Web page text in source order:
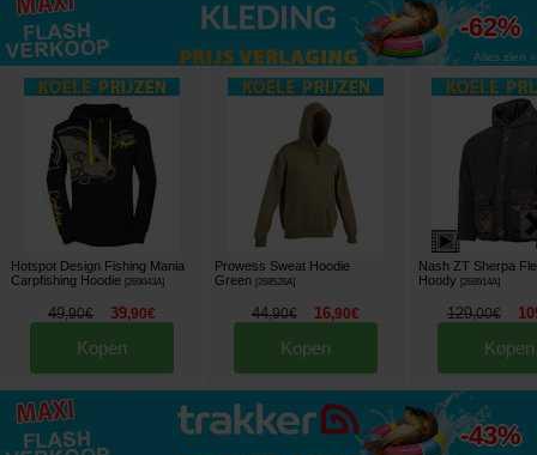
tot
-62%
Alles zien »
Hotspot Design Fishing Mania
Carpfishing Hoodie [269043A]
49,90€ 39,90€
Kopen
Prowess Sweat Hoodie
Green [268528A]
44,90€ 16,90€
Kopen
Nash ZT Sherpa
Hoody
[268914A]
129,00€
Kopen
tot
-43%